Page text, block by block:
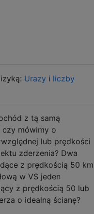
Urazy i liczby
z tą samą
czy mówimy o
lub prędkości
zderzenia? Dwa
z prędkością 50 km
w VS jeden
z prędkością 50 lub
o idealną ścianę?